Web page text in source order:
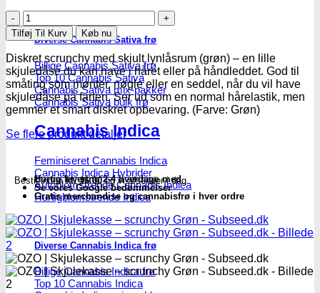
Diverse Cannabis Sativa frø
Billige Cannabis Sativa frø
Top 10 Cannabis Sativa
Cannabis Sativa mix-pakker
Cannabis Sativa bulk frø
Cannabis Indica
Feminiseret Cannabis Indica
Cannabis Indica Hybrider
Autoblomstrende Cannabis Indica
Hurtigblomstrende Indica
Diverse Cannabis Indica frø
Billige Cannabis Indica frø
Top 10 Cannabis Indica
OZO
|
Skjulekasse
–
scrunchy
Grøn
-
Subseed.dk
Tilføj Til Kurv Køb nu
Diskret scrunchy med skjult lynlåsrum (grøn) – en lille
skjuledåse du kan have i håret eller på håndleddet. God til
småting som mønter, nøgle eller en seddel, når du vil have
skjuledåse på farten. Ser ud som en normal hårelastik, men
gemmer et smart diskret opbevaring. (Farve: Grøn)
Se flere produkt detaljer
Bestil indenkl. 16.00og vi afsender i dag
Hurtig levering 2-4 hverdage med
Se vores Google bedømmelser
Gratis merchandise og cannabisfrø i hver ordre